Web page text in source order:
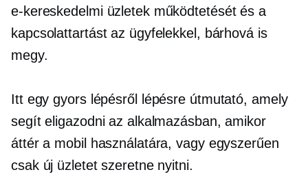
e-kereskedelmi üzletek működtetését és a
kapcsolattartást az ügyfelekkel, bárhová is
megy.
Itt egy gyors lépésről lépésre útmutató, amely
segít eligazodni az alkalmazásban, amikor
áttér a mobil használatára, vagy egyszerűen
csak új üzletet szeretne nyitni.